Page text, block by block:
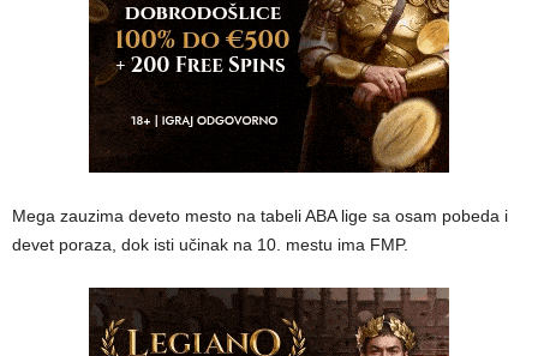
Mega zauzima deveto mesto na tabeli ABA lige sa osam pobeda i
devet poraza, dok isti učinak na 10. mestu ima FMP.